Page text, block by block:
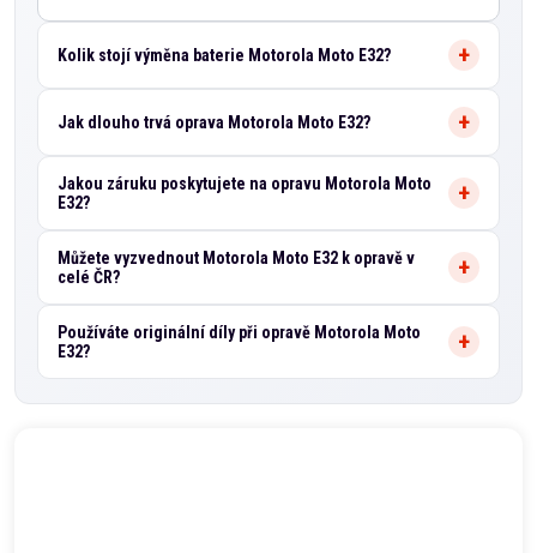
Kolik stojí výměna baterie Motorola Moto E32?
Jak dlouho trvá oprava Motorola Moto E32?
Jakou záruku poskytujete na opravu Motorola Moto
E32?
Můžete vyzvednout Motorola Moto E32 k opravě v
celé ČR?
Používáte originální díly při opravě Motorola Moto
E32?